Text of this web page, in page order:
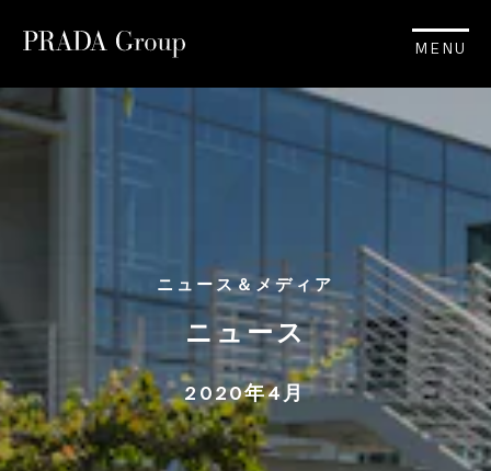
MENU
ニュース＆メディア
ニュース
2020年4月